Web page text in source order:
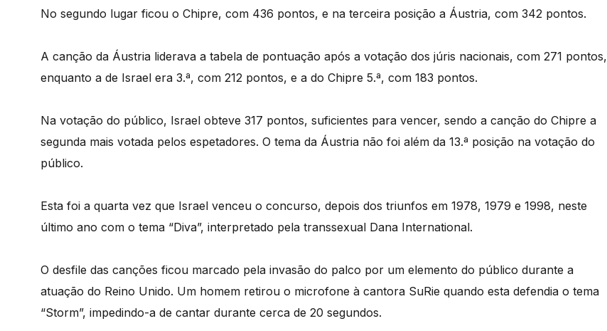
No segundo lugar ficou o Chipre, com 436 pontos, e na terceira posição a Áustria, com 342 pontos.
A canção da Áustria liderava a tabela de pontuação após a votação dos júris nacionais, com 271 pontos,
enquanto a de Israel era 3.ª, com 212 pontos, e a do Chipre 5.ª, com 183 pontos.
Na votação do público, Israel obteve 317 pontos, suficientes para vencer, sendo a canção do Chipre a
segunda mais votada pelos espetadores. O tema da Áustria não foi além da 13.ª posição na votação do
público.
Esta foi a quarta vez que Israel venceu o concurso, depois dos triunfos em 1978, 1979 e 1998, neste
último ano com o tema “Diva”, interpretado pela transsexual Dana International.
O desfile das canções ficou marcado pela invasão do palco por um elemento do público durante a
atuação do Reino Unido. Um homem retirou o microfone à cantora SuRie quando esta defendia o tema
“Storm”, impedindo-a de cantar durante cerca de 20 segundos.